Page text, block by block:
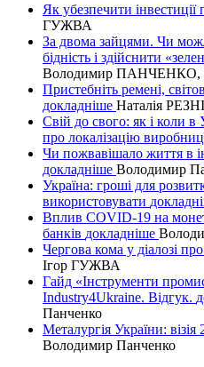
Як убезпечити інвестиції
ГУЖВА
За двома зайцями. Чи
бідність і здійснити
Володимир ПАНЧЕНКО,
Пристебніть ремені,
докладнiше Наталія
Свій до свого: як і коли в
про локалізацію
Чи пожвавішало життя в
докладнiше Володимир
Україна: гроші для
використовувати
Вплив COVID-19 на
банків докладнiше
Чергова кома у діалозі
Ігор ГУЖВА
Гайд «Інструменти
Industry4Ukraine. Відгук.
Панченко
Металургія України:
Володимир Панченко